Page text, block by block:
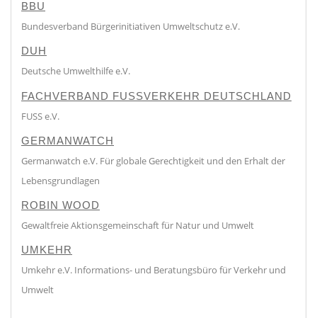
BBU
Bundesverband Bürgerinitiativen Umweltschutz e.V.
DUH
Deutsche Umwelthilfe e.V.
FACHVERBAND FUSSVERKEHR DEUTSCHLAND
FUSS e.V.
GERMANWATCH
Germanwatch e.V. Für globale Gerechtigkeit und den Erhalt der
Lebensgrundlagen
ROBIN WOOD
Gewaltfreie Aktionsgemeinschaft für Natur und Umwelt
UMKEHR
Umkehr e.V. Informations- und Beratungsbüro für Verkehr und
Umwelt